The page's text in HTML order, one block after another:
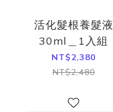
活化髮根養髮液
30ml＿1入組
NT$2,380
NT$2,480